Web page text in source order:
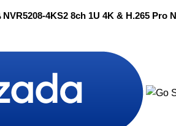
4KS2 8ch 1U 4K & H.265 Pro